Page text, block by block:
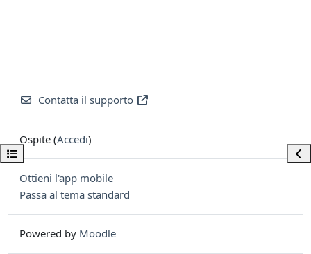
Apri indice del corso
Contatta il supporto
Ospite (Accedi)
Ottieni l'app mobile
Passa al tema standard
Powered by Moodle